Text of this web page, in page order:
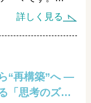
答えを出す」よ
つもり”のまま
「説明する時
詳しく見る
“再構築”へ —
「思考のズ